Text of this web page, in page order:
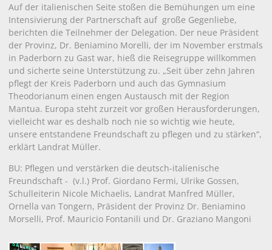
Auf der italienischen Seite stoßen die Bemühungen um eine
Intensivierung der Partnerschaft auf große Gegenliebe,
berichten die Teilnehmer der Delegation. Der neue Präsident
der Provinz, Dr. Beniamino Morelli, der im November erstmals
in Paderborn zu Gast war, hieß die Reisegruppe willkommen
und sicherte seine Unterstützung zu. „Seit über zehn Jahren
pflegt der Kreis Paderborn und auch das Gymnasium
Theodorianum einen engen Austausch mit der Region
Mantua. Europa steht zurzeit vor großen Herausforderungen,
vielleicht war es deshalb noch nie so wichtig wie heute,
unsere entstandene Freundschaft zu pflegen und zu stärken“,
erklärt Landrat Müller.
BU: Pflegen und verstärken die deutsch-italienische
Freundschaft - (v.l.) Prof. Giordano Fermi, Ulrike Gossen,
Schulleiterin Nicole Michaelis, Landrat Manfred Müller,
Ornella van Tongern, Präsident der Provinz Dr. Beniamino
Morselli, Prof. Mauricio Fontanili und Dr. Graziano Mangoni